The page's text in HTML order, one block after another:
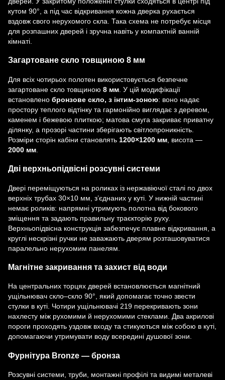
кутом 90°, а під час відкривання кожна дверка рухається
вздовж свого нерухомого скла. Така схема не потребує місця
для розпашних дверей і зручна навіть у компактній ванній
кімнаті.
Загартоване скло товщиною 8 мм
Для всіх чотирьох полотен використовується безпечне
загартоване скло товщиною 8 мм . У цій модифікації
встановлено бронзове скло, з інтим-зоною: воно надає
простору теплого відтінку та гармонійно виглядає з деревом,
каменем і бежевою плиткою; матова смуга закриває приватну
ділянку, а прозорі частини зберігають світлопроникність.
Розміри сторін кабіни становлять 1200×1200 мм , висота —
2000 мм
Дві верхньопідвісні розсувні системи
Двері переміщуються на роликах із нержавіючої сталі по двох
верхніх трубах 30×10 мм, з’єднаних у куті. У нижній частині
немає роликів: напрямні утримують полотна від бокового
зміщення та задають правильну траєкторію руху.
Верхньопідвісна конструкція забезпечує плавне відкривання, а
круглі нескрізні ручки не заважають дверям розташовуватися
паралельно нерухомим панелям.
Магнітне закривання та захист від води
На центральних торцях дверей встановлюється магнітний
ущільнювач скло–скло 90°, який допомагає точно звести
стулки в куті. Чотири ущільнювачі 219 перекривають зони
нахлесту між рухомими й нерухомими стеклами. Два акрилові
пороги проходять уздовж входу та стикуються між собою в куті,
допомагаючи утримувати воду всередині душової зони.
Фурнітура Bronze — бронза
Розсувні системи, труби, монтажні профілі та видимі металеві